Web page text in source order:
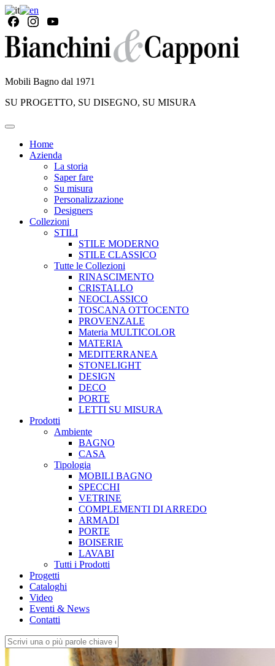
Mobili Bagno dal 1971
SU PROGETTO, SU DISEGNO, SU MISURA
Home
Azienda
La storia
Saper fare
Su misura
Personalizzazione
Designers
Collezioni
STILI
STILE MODERNO
STILE CLASSICO
Tutte le Collezioni
RINASCIMENTO
CRISTALLO
NEOCLASSICO
TOSCANA OTTOCENTO
PROVENZALE
Materia MULTICOLOR
MATERIA
MEDITERRANEA
STONELIGHT
DESIGN
DECO
PORTE
LETTI SU MISURA
Prodotti
Ambiente
BAGNO
CASA
Tipologia
MOBILI BAGNO
SPECCHI
VETRINE
COMPLEMENTI DI ARREDO
ARMADI
PORTE
BOISERIE
LAVABI
Tutti i Prodotti
Progetti
Cataloghi
Video
Eventi & News
Contatti